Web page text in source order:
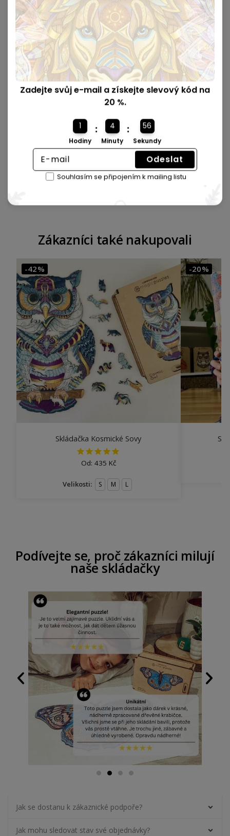
Vyrobeno z kvalitního dřeva 🪵
Zákazníci také nakupovali
-42%
Skládačka Kosmické Sovy
Od: 435 Kč
Velikosti: S M L
-20%
Podívejte se, proč zákazníci milují
naše skládačky
Jak se dostanu k zákaznické podpoře?
Jak mohu sledovat stav své objednávky?
Zadejte svůj e-mail a získejte slevový kód na
20 %.
1
Hodiny
: 4
Minuty
: 55
Sekundy
Odeslat
Souhlasím se připojením k mailing listu